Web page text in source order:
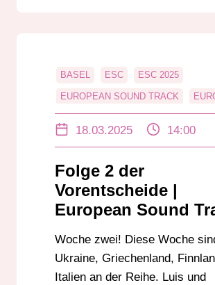
BASEL ESC ESC 2025
EUROPEAN SOUND TRACK
SCHWEIZ
18.03.2025 14:00
Folge 2 der
Vorentscheide |
European Sound
Woche zwei! Diese Woche
Ukraine, Griechenland,
Italien an der Reihe. Luis und